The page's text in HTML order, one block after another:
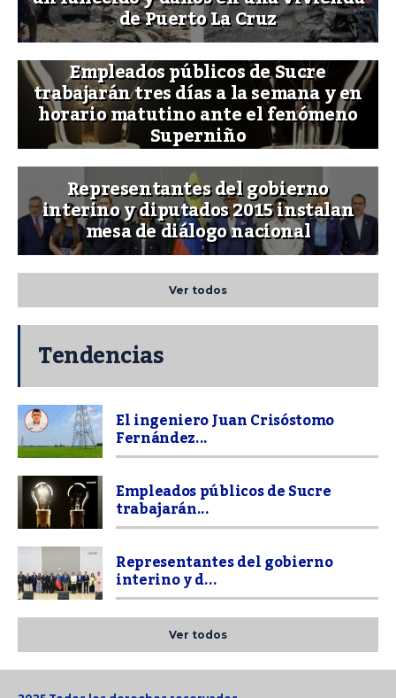
de Puerto La Cruz
Empleados públicos de Sucre
trabajarán tres días a la semana y en
horario matutino ante el fenómeno
Superniño
Representantes del gobierno
interino y diputados 2015 instalan
mesa de diálogo nacional
Ver todos
Tendencias
El ingeniero Juan Crisóstomo
Fernández...
Empleados públicos de Sucre
trabajarán...
Representantes del gobierno
interino y d...
Ver todos